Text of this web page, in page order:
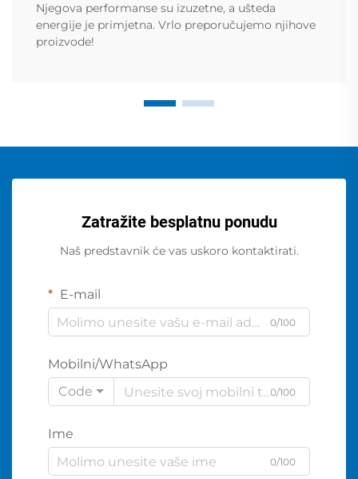
Njegova performanse su izuzetne, a ušteda
energije je primjetna. Vrlo preporučujemo njihove
proizvode!
Zatražite besplatnu ponudu
Naš predstavnik će vas uskoro kontaktirati.
E-mail
0/100
Mobilni/WhatsApp
Code
0/100
Ime
0/100